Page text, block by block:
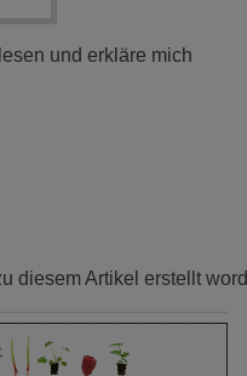
und erkläre mich
diesem Artikel erstellt